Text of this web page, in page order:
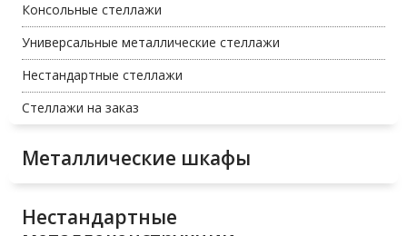
Консольные стеллажи
Универсальные металлические стеллажи
Нестандартные стеллажи
Стеллажи на заказ
Металлические шкафы
Нестандартные